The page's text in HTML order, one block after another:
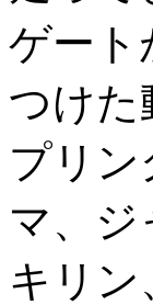
ゲート
つけた
プリ
マ、
キリ